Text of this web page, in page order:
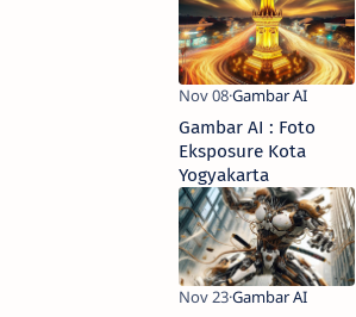
Gambar AI : Foto
Eksposure Kota
Yogyakarta